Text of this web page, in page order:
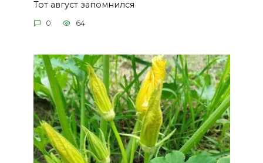
Тот август запомнился
0 64